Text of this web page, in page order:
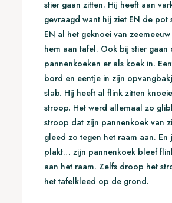
stier gaan zitten. Hij heeft aan
gevraagd want hij ziet EN de pot
EN al het geknoei van
hem aan tafel. Ook bij stier gaan
pannenkoeken er als koek in.
bord en eentje in zijn
slab. Hij heeft al flink zitten
stroop. Het werd allemaal zo
stroop dat zijn pannenkoek van
gleed zo tegen het raam aan.
plakt… zijn pannenkoek bleef
aan het raam. Zelfs droop het
het tafelkleed op de grond.